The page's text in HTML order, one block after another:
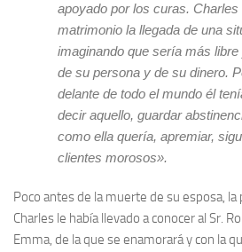
apoyado por los curas.
matrimonio la llegada de una
imaginando que sería más
de su persona y de su dinero.
delante de todo el mundo él
decir aquello, guardar
como ella quería, apremiar,
clientes morosos».
Poco antes de la muerte de su esposa,
Charles le había llevado a conocer al Sr.
Emma, de la que se enamorará y con la